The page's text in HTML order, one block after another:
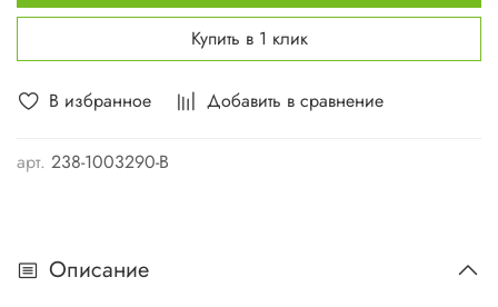
В избранное Добавить в сравнение
арт. 238-1003290-В
Купить в 1 клик
Описание